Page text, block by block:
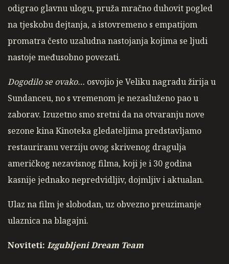
odigrao glavnu ulogu, pruža mračno duhovit pogled
na tjeskobu dejtanja, a istovremeno s empatijom
promatra često uzaludna nastojanja kojima se ljudi
nastoje međusobno povezati.
Dogodilo se ovako… osvojio je Veliku nagradu žirija u
Sundanceu, no s vremenom je nezasluženo pao u
zaborav. Izuzetno smo sretni da na otvaranju nove
sezone kina Kinoteka gledateljima predstavljamo
restauriranu verziju ovog skrivenog dragulja
američkog nezavisnog filma, koji je i 30 godina
kasnije jednako nepredvidljiv, dojmljiv i aktualan.
Ulaz na film je slobodan, uz obvezno preuzimanje
ulaznica na blagajni.
Noviteti: Izgubljeni Dream Team